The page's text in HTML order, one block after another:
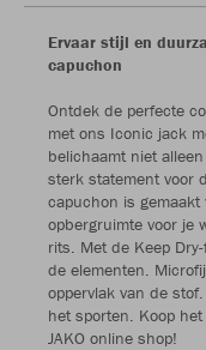
Ervaar stijl en
capuchon
Ontdek de perfecte
met ons Iconic jack
belichaamt niet
sterk statement voor
capuchon is
opbergruimte voor je
rits. Met de Keep
de elementen.
oppervlak van de
het sporten. Koop
JAKO online shop!